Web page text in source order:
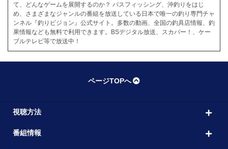
て、どんなゲームを展開するのか？ バスフィッシング、沖釣りをはじ
め、さまざまなジャンルの番組を放送している日本で唯一の釣り専門チャ
ンネル『釣りビジョン』公式サイト。多数の動画、全国の釣具店情報、釣
果情報なども無料で利用できます。BSデジタル放送、スカパー！、ケー
ブルテレビ等で放送中！
ページTOPへ
視聴方法
番組情報